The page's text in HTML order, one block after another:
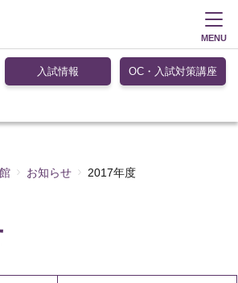
MENU
入試情報 OC・入試対策講座
お知らせ 2017年度